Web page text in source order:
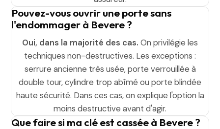
Pouvez-vous ouvrir une porte sans
l'endommager à Bevere ?
Oui, dans la majorité des cas. On privilégie les
techniques non-destructives. Les exceptions :
serrure ancienne très usée, porte verrouillée à
double tour, cylindre trop abîmé ou porte blindée
haute sécurité. Dans ces cas, on explique l'option la
moins destructive avant d'agir.
Que faire si ma clé est cassée à Bevere ?